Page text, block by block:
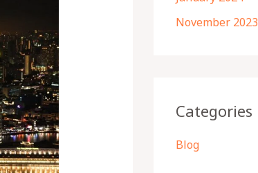
November 2023
Categories
Blog